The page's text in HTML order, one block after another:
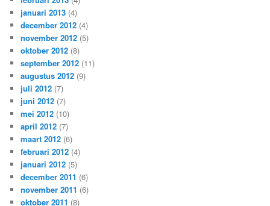
januari 2013 (4)
december 2012 (4)
november 2012 (5)
oktober 2012 (8)
september 2012 (11)
augustus 2012 (9)
juli 2012 (7)
juni 2012 (7)
mei 2012 (10)
april 2012 (7)
maart 2012 (6)
februari 2012 (4)
januari 2012 (5)
december 2011 (6)
november 2011 (6)
oktober 2011 (8)